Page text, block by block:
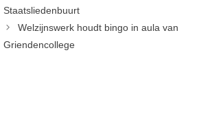
Staatsliedenbuurt
Welzijnswerk houdt bingo in aula van
Griendencollege